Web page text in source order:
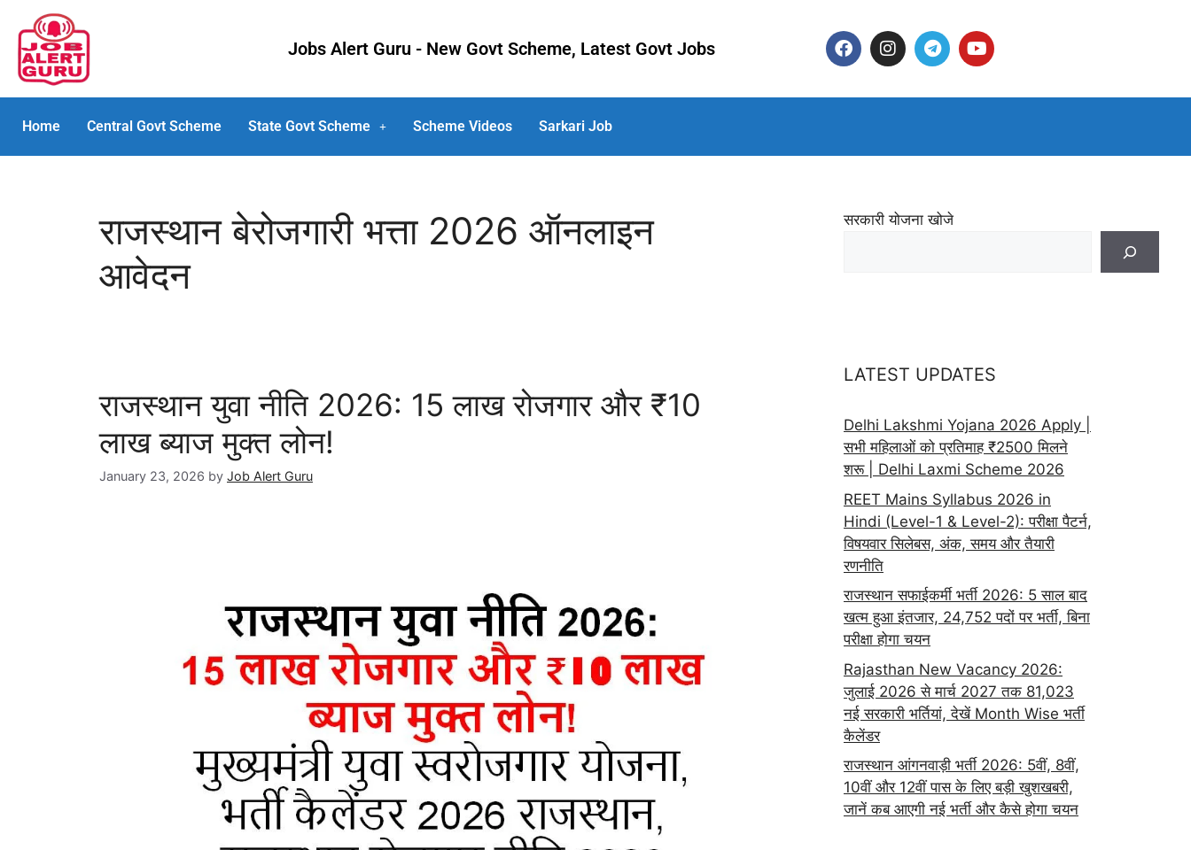
Jobs Alert Guru - New Govt Scheme, Latest Govt Jobs
Home Central Govt Scheme State Govt Scheme Scheme Videos Sarkari Job
राजस्थान बेरोजगारी भत्ता 2026 ऑनलाइन
आवेदन
राजस्थान युवा नीति 2026: 15 लाख रोजगार और ₹10
लाख ब्याज मुक्त लोन!
January 23, 2026 by Job Alert Guru
सरकारी योजना खोजे
LATEST UPDATES
Delhi Lakshmi Yojana 2026 Apply |
सभी महिलाओं को प्रतिमाह ₹2500 मिलने
शरू | Delhi Laxmi Scheme 2026
REET Mains Syllabus 2026 in
Hindi (Level-1 & Level-2): परीक्षा पैटर्न,
विषयवार सिलेबस, अंक, समय और तैयारी
रणनीति
राजस्थान सफाईकर्मी भर्ती 2026: 5 साल बाद
खत्म हुआ इंतजार, 24,752 पदों पर भर्ती, बिना
परीक्षा होगा चयन
Rajasthan New Vacancy 2026:
जुलाई 2026 से मार्च 2027 तक 81,023
नई सरकारी भर्तियां, देखें Month Wise भर्ती
कैलेंडर
राजस्थान आंगनवाड़ी भर्ती 2026: 5वीं, 8वीं,
10वीं और 12वीं पास के लिए बड़ी खुशखबरी,
जानें कब आएगी नई भर्ती और कैसे होगा चयन